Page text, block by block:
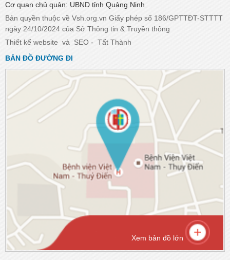
Cơ quan chủ quản: UBND tỉnh Quảng Ninh
Bản quyền thuộc về Vsh.org.vn Giấy phép số 186/GPTTĐT-STTTT
ngày 24/10/2024 của Sở Thông tin & Truyền thông
Thiết kế website và SEO - Tất Thành
BẢN ĐỒ ĐƯỜNG ĐI
Xem bản đồ lớn